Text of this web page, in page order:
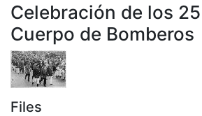
Celebración de los
Cuerpo de Bomberos
Files